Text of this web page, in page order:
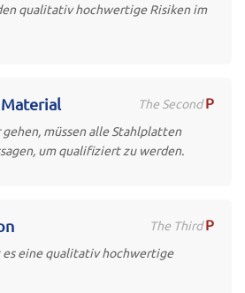
qualitativ hochwertige Risiken im
The Second P
gehen, müssen alle Stahlplatten
um qualifiziert zu werden.
The Third P
es eine qualitativ hochwertige